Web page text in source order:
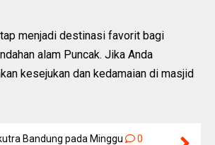
menjadi destinasi favorit bagi
alam Puncak. Jika Anda
kesejukan dan kedamaian di masjid
Bandung pada Minggu 0